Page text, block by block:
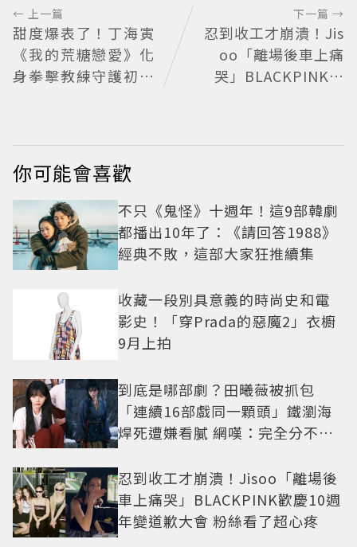
← 上一篇
甜度爆表了！丁海寅
《我的荒糖戀愛》化
身拳擊教練守護初戀
下一篇 →
忍到收工才崩潰！Jis
oo「離場後車上痛
哭」BLACKPINK歡
你可能會喜歡
不只《鬼怪》十週年！這9部韓劇
都播出10年了：《請回答1988》
經典不敗，這部大家狂推續集
收藏一段別具意義的時尚史和電
影史！「穿Prada的惡魔2」衣櫥
9月上拍
到底是哪部劇？田曦薇被抓包
「連續16部戲同一顆頭」鐵瀏海
焊死遭嫌看膩 網嘆：完全分不出
忍到收工才崩潰！Jisoo「離場後
車上痛哭」BLACKPINK歡慶10週
年變道歉大會 粉絲看了超心疼